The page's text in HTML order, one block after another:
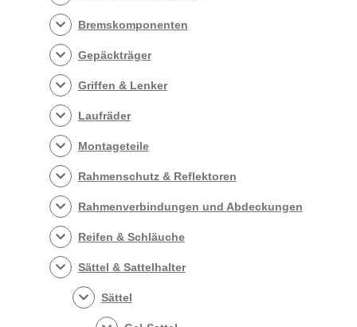
Bremskomponenten
Gepäckträger
Griffen & Lenker
Laufräder
Montageteile
Rahmenschutz & Reflektoren
Rahmenverbindungen und Abdeckungen
Reifen & Schläuche
Sättel & Sattelhalter
Sättel